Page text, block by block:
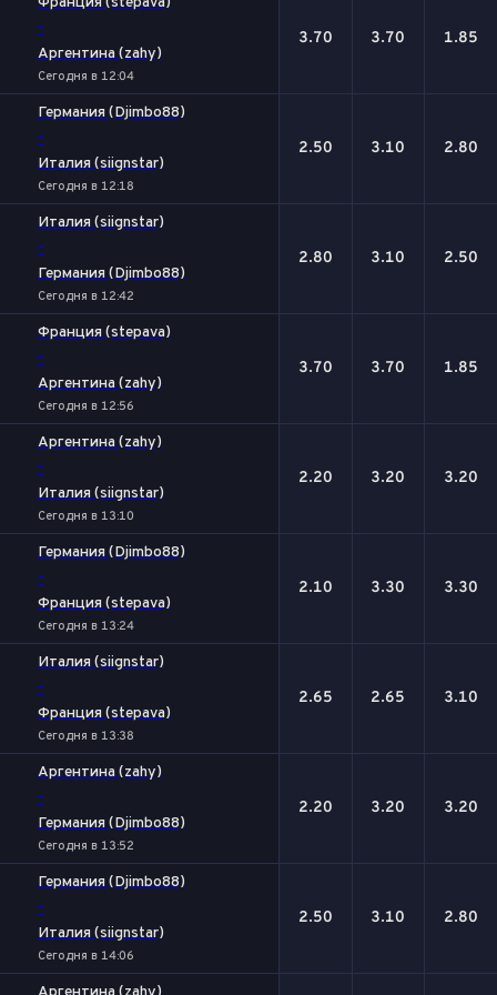
-
Аргентина (zahy)
Сегодня в 12:04
3.70 3.70 1.85
Германия (Djimbo88)
-
Италия (siignstar)
Сегодня в 12:18
2.50 3.10 2.80
Италия (siignstar)
-
Германия (Djimbo88)
Сегодня в 12:42
2.80 3.10 2.50
Франция (stepava)
-
Аргентина (zahy)
Сегодня в 12:56
3.70 3.70 1.85
Аргентина (zahy)
-
Италия (siignstar)
Сегодня в 13:10
2.20 3.20 3.20
Германия (Djimbo88)
-
Франция (stepava)
Сегодня в 13:24
2.10 3.30 3.30
Италия (siignstar)
-
Франция (stepava)
Сегодня в 13:38
2.65 2.65 3.10
Аргентина (zahy)
-
Германия (Djimbo88)
Сегодня в 13:52
2.20 3.20 3.20
Германия (Djimbo88)
-
Италия (siignstar)
Сегодня в 14:06
2.50 3.10 2.80